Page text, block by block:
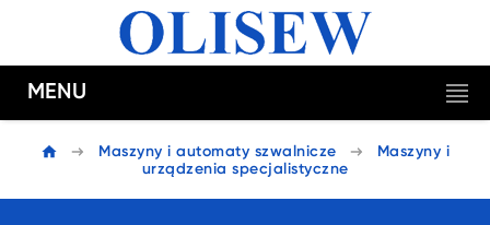
MENU
Maszyny i automaty szwalnicze
Maszyny i
urządzenia specjalistyczne